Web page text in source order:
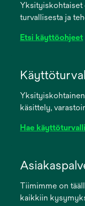
Yksityiskohtaiset
turvallisesta ja
Etsi käyttöohjeet
new
käsittely,
Hae
newTiimimme on
kaikkiin